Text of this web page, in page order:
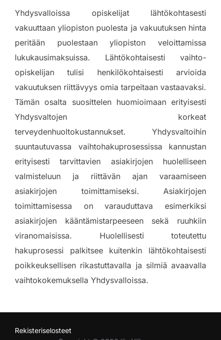
Yhdysvalloissa opiskelijat lähtökohtasesti
vakuuttaan yliopiston puolesta ja vakuutuksen hinta
peritään puolestaan yliopiston veloittamissa
lukukausimaksuissa. Lähtökohtaisesti vaihto-
opiskelijan tulisi henkilökohtaisesti arvioida
vakuutuksen riittävyys omia tarpeitaan vastaavaksi.
Tämän osalta suosittelen huomioimaan erityisesti
Yhdysvaltojen korkeat
terveydenhuoltokustannukset. Yhdysvaltoihin
suuntautuvassa vaihtohakuprosessissa kannustan
erityisesti tarvittavien asiakirjojen huolelliseen
valmisteluun ja riittävän ajan varaamiseen
asiakirjojen toimittamiseksi. Asiakirjojen
toimittamisessa on varauduttava esimerkiksi
asiakirjojen kääntämistarpeeseen sekä ruuhkiin
viranomaisissa. Huolellisesti toteutettu
hakuprosessi palkitsee kuitenkin lähtökohtaisesti
poikkeuksellisen rikastuttavalla ja silmiä avaavalla
vaihtokokemuksella Yhdysvalloissa.
Rekisteriselosteet